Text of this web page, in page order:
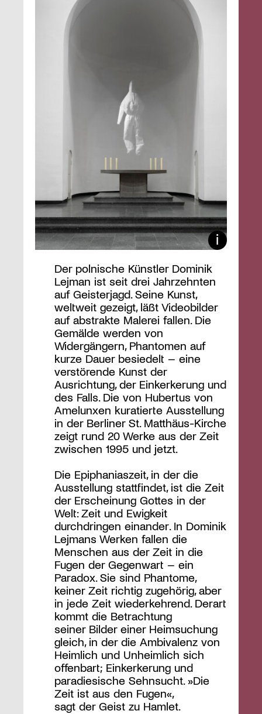
Der polnische Künstler Dominik
Lejman ist seit drei Jahrzehnten
auf Geisterjagd. Seine Kunst,
weltweit gezeigt, läßt Videobilder
auf abstrakte Malerei fallen. Die
Gemälde werden von
Widergängern, Phantomen auf
kurze Dauer besiedelt – eine
verstörende Kunst der
Ausrichtung, der Einkerkerung und
des Falls. Die von Hubertus von
Amelunxen kuratierte Ausstellung
in der Berliner St. Matthäus-Kirche
zeigt rund 20 Werke aus der Zeit
zwischen 1995 und jetzt.
Die Epiphaniaszeit, in der die
Ausstellung stattfindet, ist die Zeit
der Erscheinung Gottes in der
Welt: Zeit und Ewigkeit
durchdringen einander. In Dominik
Lejmans Werken fallen die
Menschen aus der Zeit in die
Fugen der Gegenwart – ein
Paradox. Sie sind Phantome,
keiner Zeit richtig zugehörig, aber
in jede Zeit wiederkehrend. Derart
kommt die Betrachtung
seiner Bilder einer Heimsuchung
gleich, in der die Ambivalenz von
Heimlich und Unheimlich sich
offenbart; Einkerkerung und
paradiesische Sehnsucht. »Die
Zeit ist aus den Fugen«,
sagt der Geist zu Hamlet.